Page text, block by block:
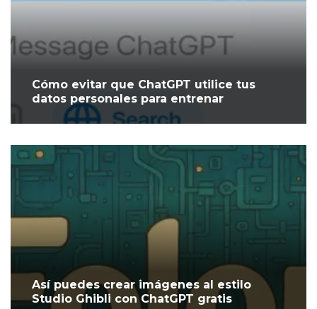
Cómo evitar que ChatGPT utilice tus
datos personales para entrenar
Así puedes crear imágenes al estilo
Studio Ghibli con ChatGPT gratis